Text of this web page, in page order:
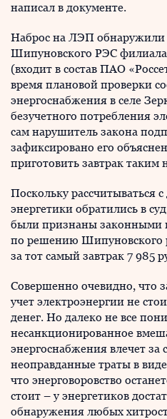
написал в документе.
Наброс на ЛЭП обнаружили
Шипуновского РЭС
(входит в состав ПАО
время плановой проверки
энергоснабжения в селе
безучетного потребления
сам нарушитель закона
зафиксировано его
приготовить завтрак
Поскольку рассчитываться
энергетики обратились в
были признаны законными
по решению Шипуновского
за тот самый завтрак 7 985
Совершенно очевидно, что
учет электроэнергии не
денег. Но далеко не все
несанкционированное
энергоснабжения влечет за
неоправданные траты в
что энерговоровство
стоит – у энергетиков
обнаружения любых